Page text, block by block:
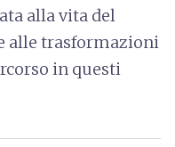
alla vita del
alle trasformazioni
in questi